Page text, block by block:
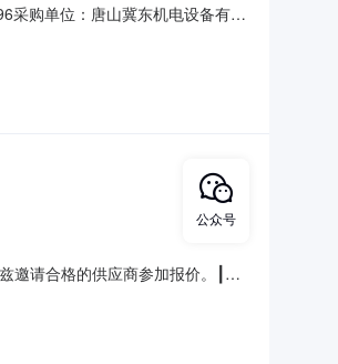
采购单位：唐山冀东机电设备有限
邀请合格的供应商参加报价。┃询
公众号